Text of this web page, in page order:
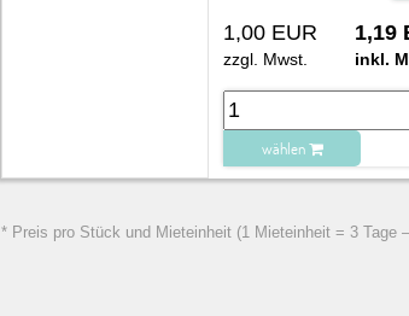
1,00 EUR 1,19
zzgl. Mwst. inkl.
wählen
* Preis pro Stück und Mieteinheit (1 Mieteinheit = 3 Tage